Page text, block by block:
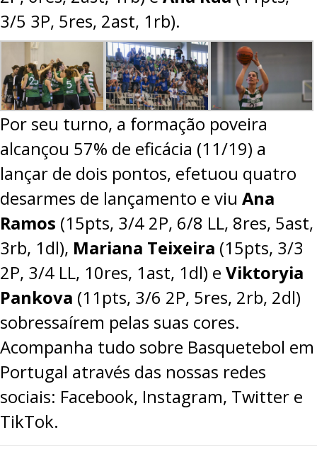
3/5 3P, 5res, 2ast, 1rb).
Por seu turno, a formação poveira
alcançou 57% de eficácia (11/19) a
lançar de dois pontos, efetuou quatro
desarmes de lançamento e viu Ana
Ramos (15pts, 3/4 2P, 6/8 LL, 8res, 5ast,
3rb, 1dl), Mariana Teixeira (15pts, 3/3
2P, 3/4 LL, 10res, 1ast, 1dl) e Viktoryia
Pankova (11pts, 3/6 2P, 5res, 2rb, 2dl)
sobressaírem pelas suas cores.
Acompanha tudo sobre Basquetebol em
Portugal através das nossas redes
sociais: Facebook, Instagram, Twitter e
TikTok.